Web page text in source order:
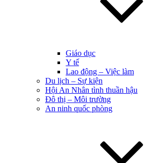
Giáo dục
Y tế
Lao động – Việc làm
Du lịch – Sự kiện
Hội An Nhân tình thuần hậu
Đô thị – Môi trường
An ninh quốc phòng